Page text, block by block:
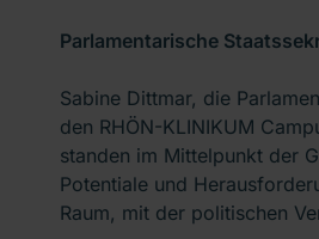
Parlamentarische
Sabine Dittmar, die
den RHÖN-KLINIKUM
standen im Mittelpunkt der
Potentiale und
Raum, mit der politischen